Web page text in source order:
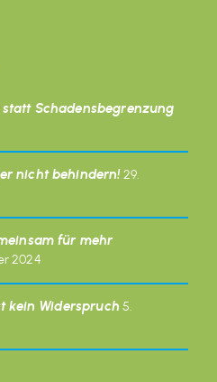
Schadensbegrenzung
nicht behindern! 29.
für mehr
2024
kein Widerspruch 5.